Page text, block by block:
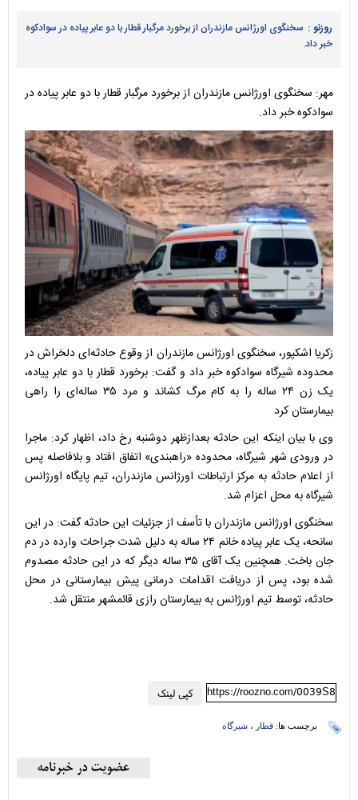
روزنو : سخنگوی اورژانس مازندران از برخورد مرگبار قطار با دو عابر پیاده در سوادکوه
خبر داد.
مهر: سخنگوی اورژانس مازندران از برخورد مرگبار قطار با دو عابر پیاده در
سوادکوه خبر داد.
زکریا اشکپور، سخنگوی اورژانس مازندران از وقوع حادثه‌ای دلخراش در
محدوده شیرگاه سوادکوه خبر داد و گفت: برخورد قطار با دو عابر پیاده،
یک زن ۲۴ ساله را به کام مرگ کشاند و مرد ۳۵ ساله‌ای را راهی
بیمارستان کرد
وی با بیان اینکه این حادثه بعدازظهر دوشنبه رخ داد، اظهار کرد: ماجرا
در ورودی شهر شیرگاه، محدوده «راهبندی» اتفاق افتاد و بلافاصله پس
از اعلام حادثه به مرکز ارتباطات اورژانس مازندران، تیم پایگاه اورژانس
شیرگاه به محل اعزام شد.
سخنگوی اورژانس مازندران با تأسف از جزئیات این حادثه گفت: در این
سانحه، یک عابر پیاده خانم ۲۴ ساله به دلیل شدت جراحات وارده در دم
جان باخت. همچنین یک آقای ۳۵ ساله دیگر که در این حادثه مصدوم
شده بود، پس از دریافت اقدامات درمانی پیش بیمارستانی در محل
حادثه، توسط تیم اورژانس به بیمارستان رازی قائمشهر منتقل شد.
کپی لینک https://roozno.com/0039S8
برچسب ها: قطار ، شیرگاه